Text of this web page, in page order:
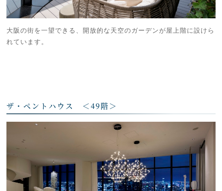
大阪の街を一望できる、開放的な天空のガーデンが屋上階に設けら
れています。
ザ・ペントハウス ＜49階＞